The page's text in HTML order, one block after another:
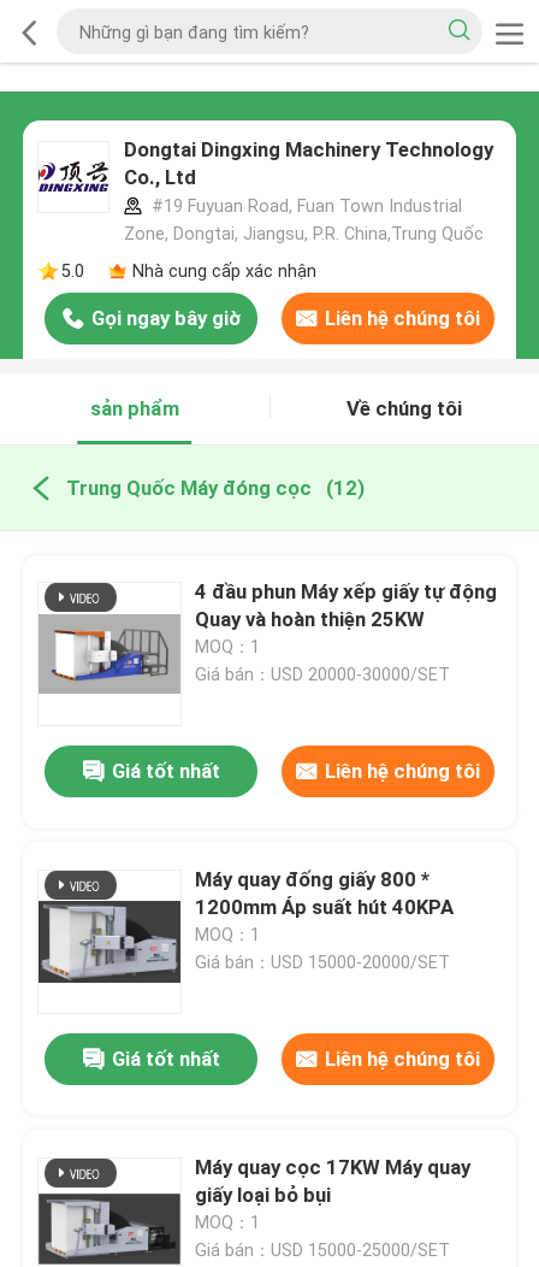
Dongtai Dingxing Machinery Technology
Co., Ltd
#19 Fuyuan Road, Fuan Town Industrial
Zone, Dongtai, Jiangsu, P.R. China,Trung Quốc
5.0
Nhà cung cấp xác nhận
Gọi ngay bây giờ Liên hệ chúng tôi
sản phẩm Về chúng tôi
Trung Quốc Máy đóng cọc (12)
4 đầu phun Máy xếp giấy tự động
Quay và hoàn thiện 25KW
MOQ：1
Giá bán：USD 20000-30000/SET
Giá tốt nhất Liên hệ chúng tôi
Máy quay đống giấy 800 *
1200mm Áp suất hút 40KPA
MOQ：1
Giá bán：USD 15000-20000/SET
Giá tốt nhất Liên hệ chúng tôi
Máy quay cọc 17KW Máy quay
giấy loại bỏ bụi
MOQ：1
Giá bán：USD 15000-25000/SET